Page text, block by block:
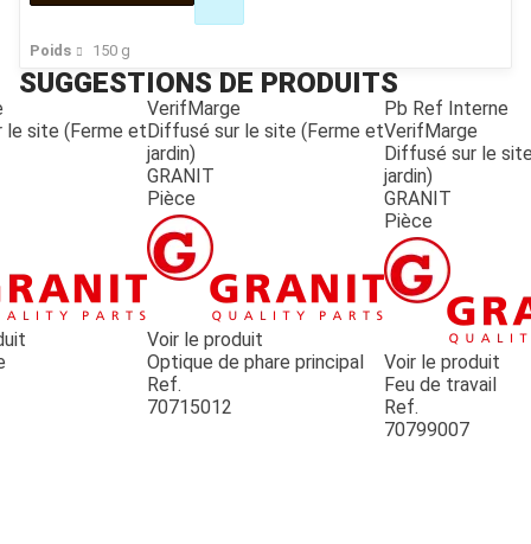
Poids 150 g
SUGGESTIONS DE PRODUITS
le site (Ferme et
VerifMarge
Diffusé sur le site (Ferme et
jardin)
GRANIT
Pièce
Voir le produit
Optique de phare principal
Ref.
70715012
Pb Ref Interne
VerifMarge
Diffusé sur le
jardin)
GRANIT
Pièce
Voir le produit
Feu de travail
Ref.
70799007